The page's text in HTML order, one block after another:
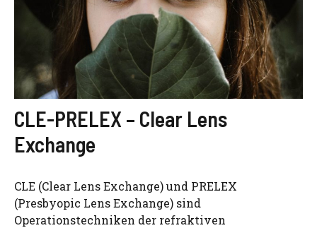
CLE-PRELEX – Clear Lens
Exchange
CLE (Clear Lens Exchange) und PRELEX
(Presbyopic Lens Exchange) sind
Operationstechniken der refraktiven